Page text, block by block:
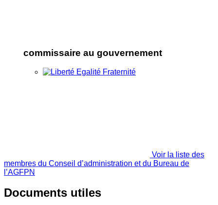
commissaire au gouvernement
Voir la liste des
membres du Conseil d’administration et du Bureau de
l’AGFPN
Documents utiles